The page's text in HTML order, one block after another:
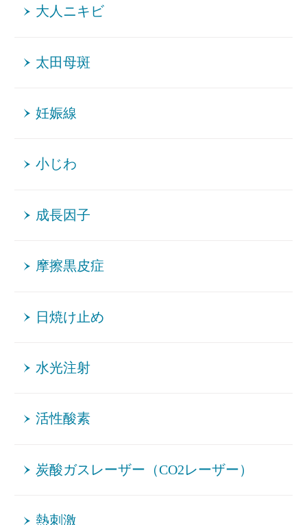
大人ニキビ
太田母斑
妊娠線
小じわ
成長因子
摩擦黒皮症
日焼け止め
水光注射
活性酸素
炭酸ガスレーザー（CO2レーザー）
熱刺激